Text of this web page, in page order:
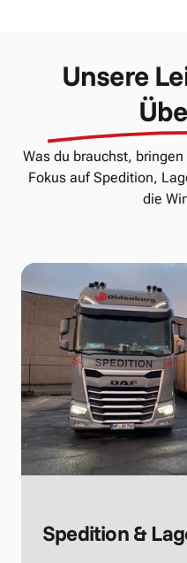
Unsere
Was du brauchst,
Fokus auf Spedition,
die
Spedition &